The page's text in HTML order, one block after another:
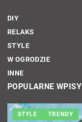
DIY
RELAKS
STYLE
W OGRODZIE
INNE
POPULARNE WPISY